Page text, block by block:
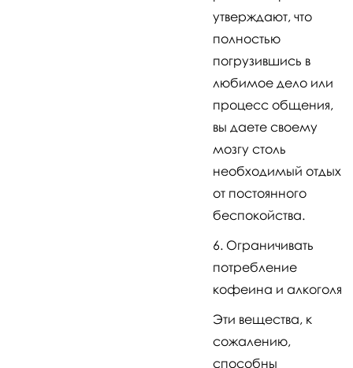
утверждают, что
полностью
погрузившись в
любимое дело или
процесс общения,
вы даете своему
мозгу столь
необходимый отдых
от постоянного
беспокойства.
Ограничивать
потребление
кофеина и алкоголя
Эти вещества, к
сожалению,
способны